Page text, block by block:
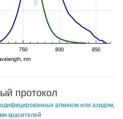
протокол
алкином или азидом,
красителей